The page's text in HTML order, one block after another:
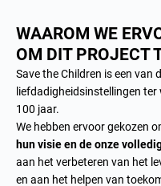
WAAROM WE
OM DIT PROJECT
Save the Children is een van
liefdadigheidsinstellingen
100 jaar.
We hebben ervoor gekozen
hun visie en de onze
aan het verbeteren van het
en aan het helpen van